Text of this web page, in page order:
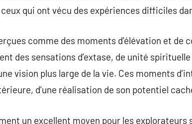
qui ont vécu des expériences difficiles
comme des moments d’élévation et de
des sensations d’extase, de unité
vision plus large de la vie. Ces moments
d’une réalisation de son potentiel
un excellent moyen pour les explorateurs